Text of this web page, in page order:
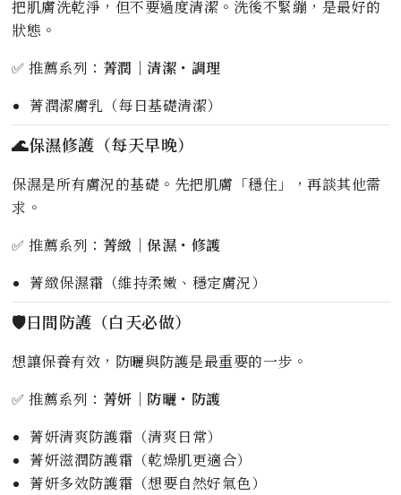
把肌膚洗乾淨，但不要過度清潔。洗後不緊繃，是最好的
狀態。
✅ 推薦系列： 菁潤｜清潔・調理
菁潤潔膚乳（每日基礎清潔）
🌊保濕修護（每天早晚）
保濕是所有膚況的基礎。先把肌膚「穩住」，再談其他需
求。
✅ 推薦系列： 菁緻｜保濕・修護
菁緻保濕霜（維持柔嫩、穩定膚況）
🛡️日間防護（白天必做）
想讓保養有效，防曬與防護是最重要的一步。
✅ 推薦系列： 菁妍｜防曬・防護
菁妍清爽防護霜（清爽日常）
菁妍滋潤防護霜（乾燥肌更適合）
菁妍多效防護霜（想要自然好氣色）